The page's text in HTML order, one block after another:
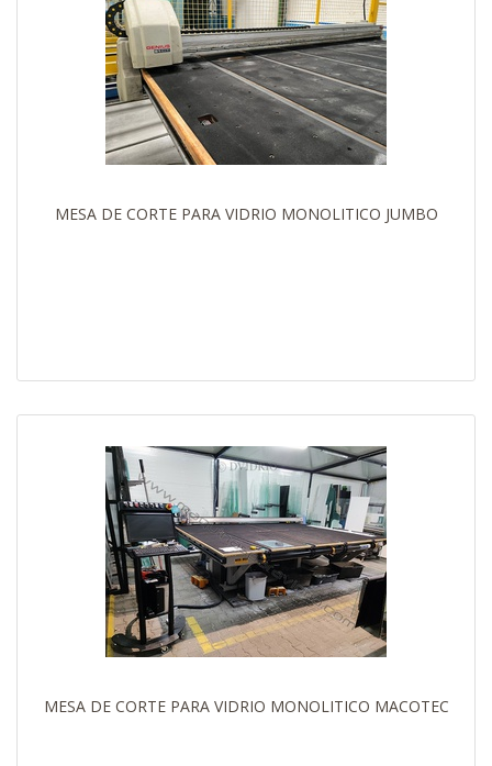
MESA DE CORTE PARA VIDRIO MONOLITICO JUMBO
MESA DE CORTE PARA VIDRIO MONOLITICO MACOTEC